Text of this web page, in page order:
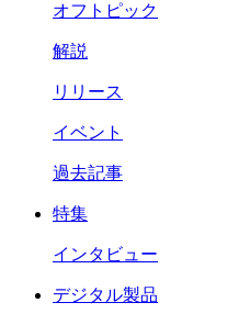
オフトピック
解説
リリース
イベント
過去記事
特集
インタビュー
デジタル製品